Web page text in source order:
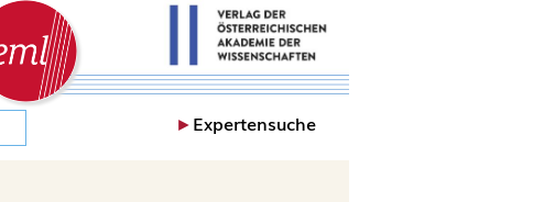
►Expertensuche